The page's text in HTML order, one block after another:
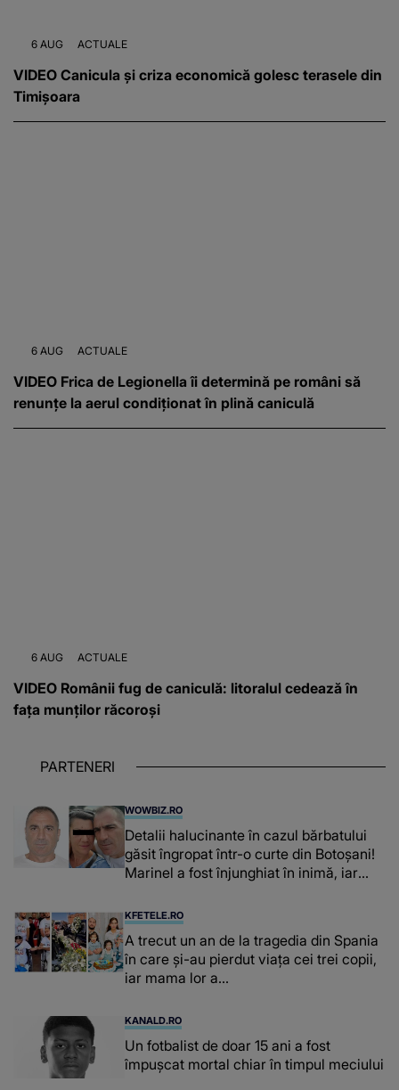
6 AUG ACTUALE
VIDEO Canicula și criza economică golesc terasele din
Timișoara
6 AUG ACTUALE
VIDEO Frica de Legionella îi determină pe români să
renunțe la aerul condiționat în plină caniculă
6 AUG ACTUALE
VIDEO Românii fug de caniculă: litoralul cedează în
fața munților răcoroși
PARTENERI
WOWBIZ.RO
Detalii halucinante în cazul bărbatului
găsit îngropat într-o curte din Botoșani!
Marinel a fost înjunghiat în inimă, iar
suspecți
KFETELE.RO
A trecut un an de la tragedia din Spania
în care și-au pierdut viața cei trei copii,
iar mama lor a…
KANALD.RO
Un fotbalist de doar 15 ani a fost
împușcat mortal chiar în timpul meciului